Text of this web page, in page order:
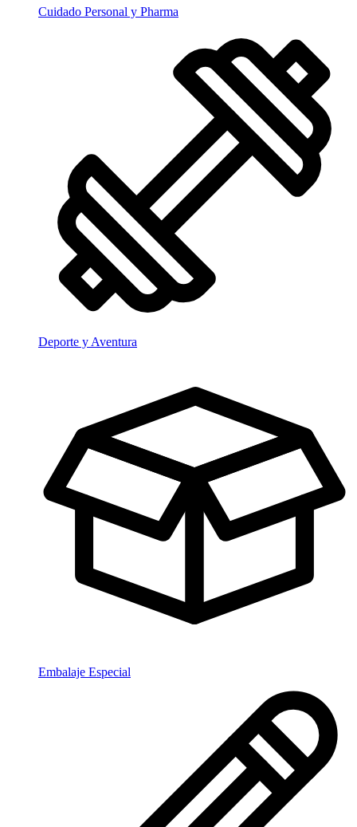
Cuidado Personal y Pharma
Deporte y Aventura
Embalaje Especial